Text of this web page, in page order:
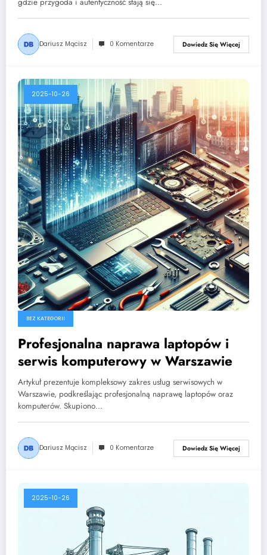
Dariusz Mącisz 0 Komentarze Dowiedz Się Więcej
2025-10-26
BEZ KATEGORII
Profesjonalna naprawa laptopów i
serwis komputerowy w Warszawie
Artykuł prezentuje kompleksowy zakres usług serwisowych w
Warszawie, podkreślając profesjonalną naprawę laptopów oraz
komputerów. Skupiono…
Dariusz Mącisz 0 Komentarze Dowiedz Się Więcej
2025-10-26